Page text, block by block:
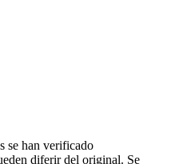
se han verificado
diferir del original. Se